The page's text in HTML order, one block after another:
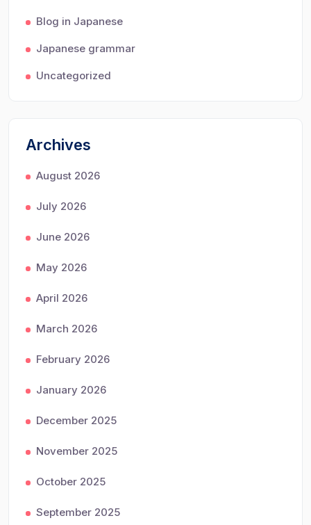
Blog in Japanese
Japanese grammar
Uncategorized
Archives
August 2026
July 2026
June 2026
May 2026
April 2026
March 2026
February 2026
January 2026
December 2025
November 2025
October 2025
September 2025